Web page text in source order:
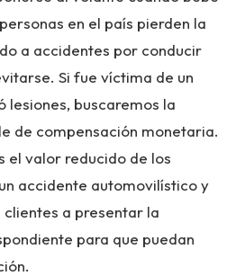
en el país pierden la
a accidentes por conducir
Si fue víctima de un
lesiones, buscaremos la
de compensación monetaria.
el valor reducido de los
accidente automovilístico y
a presentar la
para que puedan